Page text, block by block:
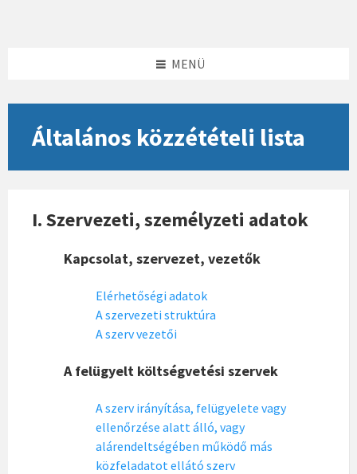
MENÜ
Általános közzétételi lista
I. Szervezeti, személyzeti adatok
Kapcsolat, szervezet, vezetők
Elérhetőségi adatok
A szervezeti struktúra
A szerv vezetői
A felügyelt költségvetési szervek
A szerv irányítása, felügyelete vagy
ellenőrzése alatt álló, vagy
alárendeltségében működő más
közfeladatot ellátó szerv